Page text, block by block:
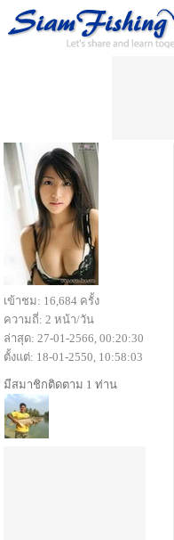
เข้าชม: 16,684 ครั้ง
ความถี่: 2 หน้า/วัน
ล่าสุด: 27-01-2566, 00:20:30
ตั้งแต่: 18-01-2550, 10:58:03
มีสมาชิกติดตาม 1 ท่าน